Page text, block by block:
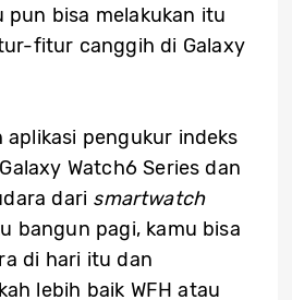
pun bisa melakukan itu
fitur canggih di Galaxy
aplikasi pengukur indeks
Watch6 Series dan
dari smartwatch
bangun pagi, kamu bisa
di hari itu dan
lebih baik WFH atau